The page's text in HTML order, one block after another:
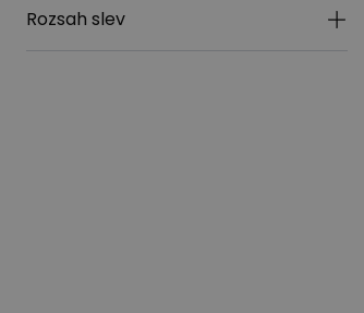
Rozsah slev